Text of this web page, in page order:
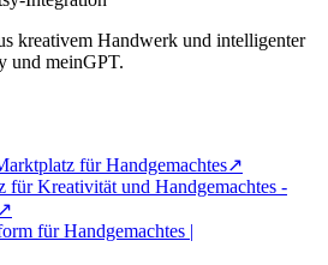
kreativem Handwerk und intelligenter
und meinGPT.
für Handgemachtes↗
für Kreativität und Handgemachtes -
↗
für Handgemachtes |